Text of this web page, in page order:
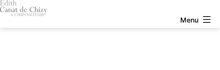
Aller
au
Canat
Menu